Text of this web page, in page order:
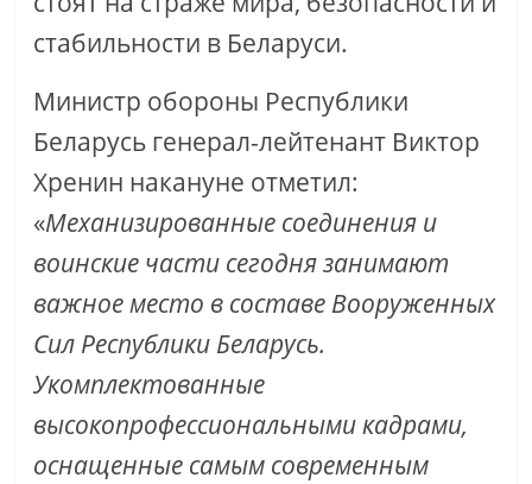
стабильности в Беларуси.
Министр обороны Республики
Беларусь генерал-лейтенант Виктор
Хренин накануне отметил:
«Механизированные соединения и
воинские части сегодня занимают
важное место в составе Вооруженных
Сил Республики Беларусь.
Укомплектованные
высокопрофессиональными кадрами,
оснащенные самым современным